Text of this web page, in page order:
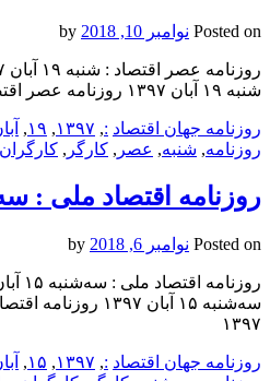
Posted on نوامبر 10, 2018
شنبه ۱۹ آبان ۱۳۹۷ روزنامه عصر اقتصاد : شنبه ۱۹ آبان ۱۳۹۷
روزنامه جهان اقتصاد :
, ۱۳۹۷, ۱۹,
روزنامه, شنبه, عصر , کارگر , کارگران
روزنامه اقتصاد ملی : سه‌شنبه ۱۵
Posted on نوامبر 6, 2018
۱۳۹۷
روزنامه جهان اقتصاد :
, ۱۳۹۷, ۱۵,